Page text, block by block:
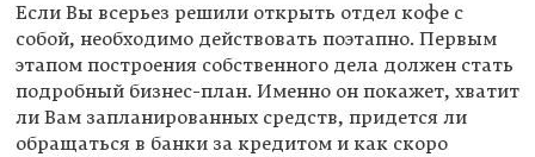
Если Вы всерьез решили открыть отдел кофе с
собой, необходимо действовать поэтапно. Первым
этапом построения собственного дела должен стать
подробный бизнес-план. Именно он покажет, хватит
ли Вам запланированных средств, придется ли
обращаться в банки за кредитом и как скоро